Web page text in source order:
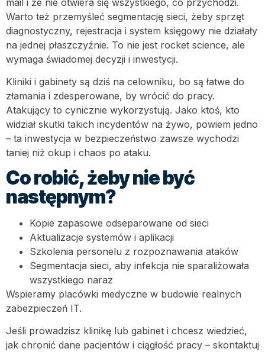
Warto też przemyśleć segmentację sieci, żeby sprzęt
diagnostyczny, rejestracja i system księgowy nie działały
na jednej płaszczyźnie. To nie jest rocket science, ale
wymaga świadomej decyzji i inwestycji.
Kliniki i gabinety są dziś na celowniku, bo są łatwe do
złamania i zdesperowane, by wrócić do pracy.
Atakujący to cynicznie wykorzystują. Jako ktoś, kto
widział skutki takich incydentów na żywo, powiem jedno
– ta inwestycja w bezpieczeństwo zawsze wychodzi
taniej niż okup i chaos po ataku.
Co robić, żeby nie być
następnym?
Kopie zapasowe odseparowane od sieci
Aktualizacje systemów i aplikacji
Szkolenia personelu z rozpoznawania ataków
Segmentacja sieci, aby infekcja nie sparaliżowała
wszystkiego naraz
Wspieramy placówki medyczne w budowie realnych
zabezpieczeń IT.
Jeśli prowadzisz klinikę lub gabinet i chcesz wiedzieć,
jak chronić dane pacjentów i ciągłość pracy – skontaktuj